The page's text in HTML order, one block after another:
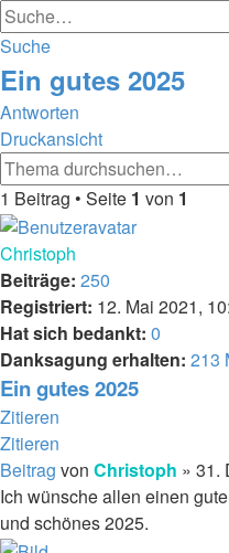
Suche
Ein gutes 2025
Antworten
Druckansicht
1 Beitrag • Seite 1 von 1
Christoph
Beiträge: 250
Registriert: 12. Mai 2021,
Hat sich bedankt: 0
Danksagung erhalten: 213
Ein gutes 2025
Zitieren
Zitieren
Beitrag von Christoph » 31.
Ich wünsche allen einen
und schönes 2025.